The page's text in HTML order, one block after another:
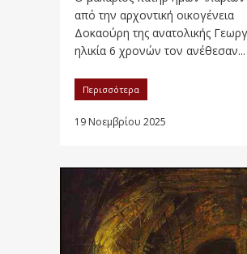
από την αρχοντική οικογένεια
Δοκαούρη της ανατολικής
ηλικία 6 χρονών τον ανέθεσαν...
Περισσότερα
19 Νοεμβρίου 2025